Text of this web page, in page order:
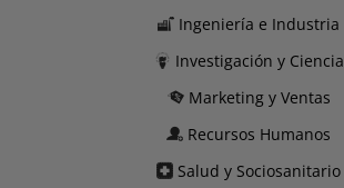
Ingeniería e Industria
Investigación y Ciencia
Marketing y Ventas
Recursos Humanos
Salud y Sociosanitario